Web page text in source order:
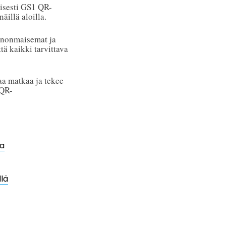
GS1 QR-
aloilla.
ja
kaikki tarvittava
matkaa ja tekee